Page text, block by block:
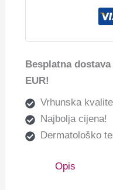
Besplatna
EUR!
Vrhunska
Najbolja cijena!
Dermatološko
Opis